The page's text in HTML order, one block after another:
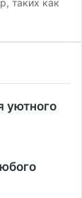
таких как
уютного